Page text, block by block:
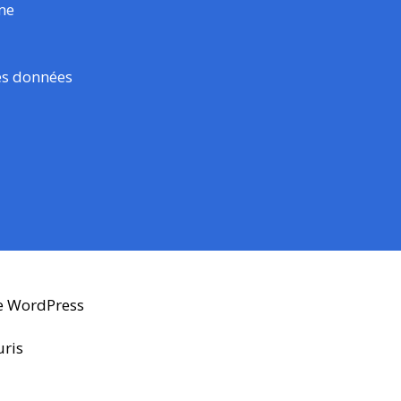
données
WordPress